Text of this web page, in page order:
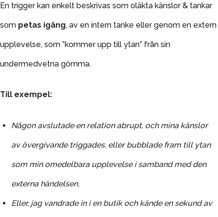
En trigger kan enkelt beskrivas som oläkta känslor & tankar
som petas igång, av en intern tanke eller genom en extern
upplevelse, som ”kommer upp till ytan” från sin
undermedvetna gömma.
Till exempel:
Någon avslutade en relation abrupt, och mina känslor
av övergivande triggades, eller bubblade fram till ytan
som min omedelbara upplevelse i samband med den
externa händelsen.
Eller, jag vandrade in i en butik och kände en sekund av